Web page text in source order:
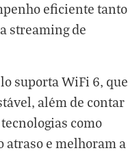
eficiente tanto
streaming de
suporta WiFi 6, que
além de contar
como
atraso e melhoram a